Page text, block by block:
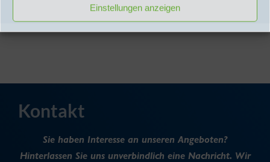
Einstellungen anzeigen
Kontakt
Sie haben Interesse an unseren Angeboten?
Hinterlassen Sie uns unverbindlich eine Nachricht. Wir